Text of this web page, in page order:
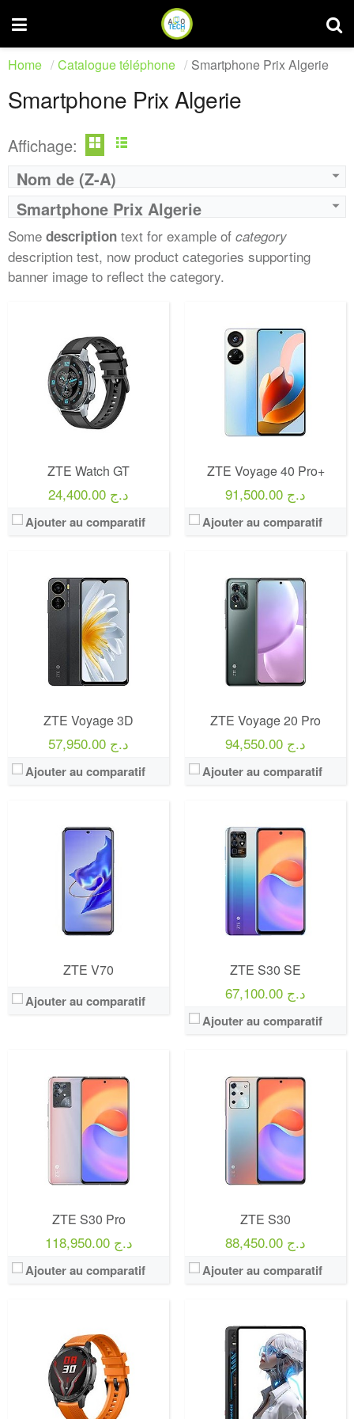
Home Catalogue téléphone Smartphone Prix Algerie
Smartphone Prix Algerie
Affichage:
Nom de (Z-A)
Smartphone Prix Algerie
Some description text for example of category
description test, now product categories supporting
banner image to reflect the category.
ZTE Watch GT
24,400.00 د.ج
Ajouter au comparatif
ZTE Voyage 40 Pro+
91,500.00 د.ج
Ajouter au comparatif
ZTE Voyage 3D
57,950.00 د.ج
Ajouter au comparatif
ZTE Voyage 20 Pro
94,550.00 د.ج
Ajouter au comparatif
ZTE V70
Ajouter au comparatif
ZTE S30 SE
67,100.00 د.ج
Ajouter au comparatif
ZTE S30 Pro
118,950.00 د.ج
Ajouter au comparatif
ZTE S30
88,450.00 د.ج
Ajouter au comparatif